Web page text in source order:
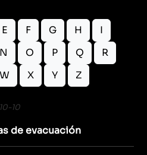
E F G H
I
N O P Q
R
W X Y Z
10
de evacuación